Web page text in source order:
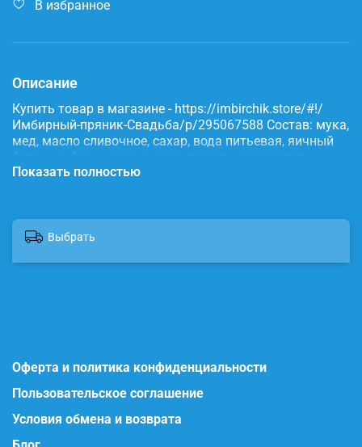
В избранное
Описание
Купить товар в магазине - https://imbirchik.store/#!/
Имбирный-пряник-Свадьба/p/295067588 Состав: мука,
мед, масло сливочное, сахар, вода питьевая, яичный
белок, имбирь, корица, сода, пищевые красители.
Показать полностью
Выбрать
Оферта и политика конфиденциальности
Пользовательское соглашение
Условия обмена и возврата